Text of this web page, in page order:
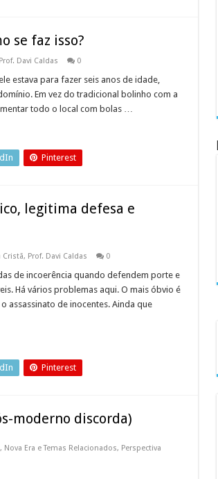
se faz isso?
Prof. Davi Caldas 0
estava para fazer seis anos de idade,
Em vez do tradicional bolinho com a
todo o local com bolas …
Pinterest
legitima defesa e
Cristã, Prof. Davi Caldas 0
de incoerência quando defendem porte e
Há vários problemas aqui. O mais óbvio é
assassinato de inocentes. Ainda que
Pinterest
moderno discorda)
, Nova Era e Temas Relacionados, Perspectiva